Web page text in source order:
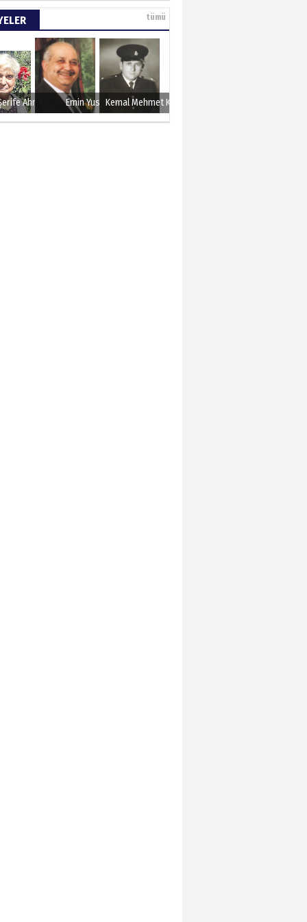
para
27 Mayıs 1960
KARAMAN
tümü
Ahmet Emin YusufKemal Mehmet Kanmaz